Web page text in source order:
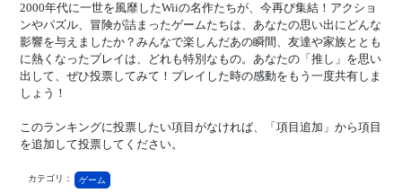
2000年代に一世を風靡したWiiの名作たちが、今再び集結！アクショ
ンやパズル、冒険が詰まったゲームたちは、あなたの思い出にどんな
影響を与えましたか？みんなで楽しんだあの瞬間、友達や家族ととも
に熱くなったプレイは、どれも特別なもの。あなたの「推し」を思い
出して、ぜひ投票してみて！プレイした時の感動をもう一度共有しま
しょう！
このランキングに投票したい項目がなければ、「項目追加」から項目
を追加して投票してください。
カテゴリ： ゲーム